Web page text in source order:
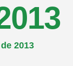
2013